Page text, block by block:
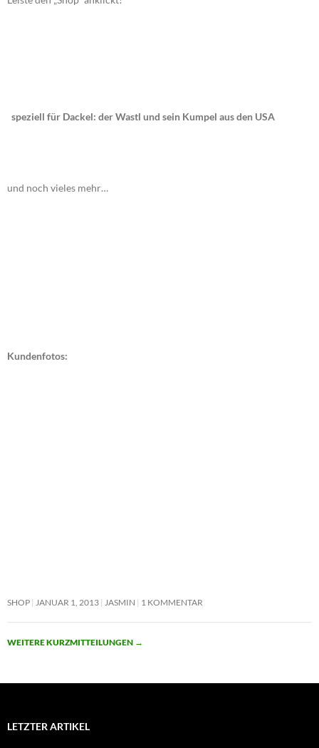
speziell für Dackel: der Wastl und sein Kumpel aus den USA
und noch vieles mehr…
Kundenfotos:
SHOP JANUAR 1, 2013 JASMIN 1 KOMMENTAR
WEITERE KURZMITTEILUNGEN →
LETZTER ARTIKEL